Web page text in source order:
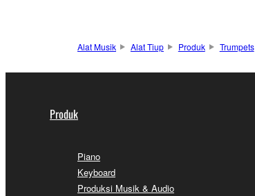
Alat Musik Alat Tiup Produk Trumpets
Produk
Piano
Keyboard
Produksi Musik & Audio